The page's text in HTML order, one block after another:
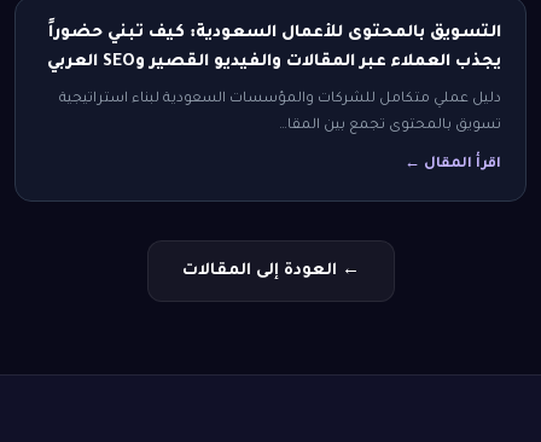
التسويق بالمحتوى للأعمال السعودية: كيف تبني حضوراً
يجذب العملاء عبر المقالات والفيديو القصير وSEO العربي
دليل عملي متكامل للشركات والمؤسسات السعودية لبناء استراتيجية
تسويق بالمحتوى تجمع بين المقا…
اقرأ المقال ←
← العودة إلى المقالات